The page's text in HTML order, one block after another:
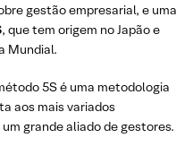
gestão empresarial, e uma
, que tem origem no Japão e
Mundial.
5S é uma metodologia
aos mais variados
grande aliado de gestores.